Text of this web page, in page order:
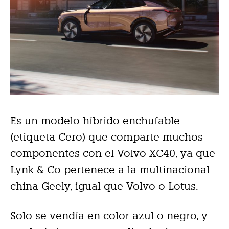
Es un modelo híbrido enchufable
(etiqueta Cero) que comparte muchos
componentes con el Volvo XC40, ya que
Lynk & Co pertenece a la multinacional
china Geely, igual que Volvo o Lotus.
Solo se vendía en color azul o negro, y